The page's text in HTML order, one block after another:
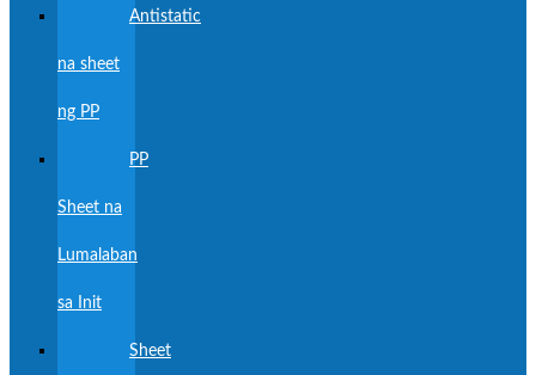
Antistatic
na sheet
ng PP
PP
Sheet na
Lumalaban
sa Init
Sheet